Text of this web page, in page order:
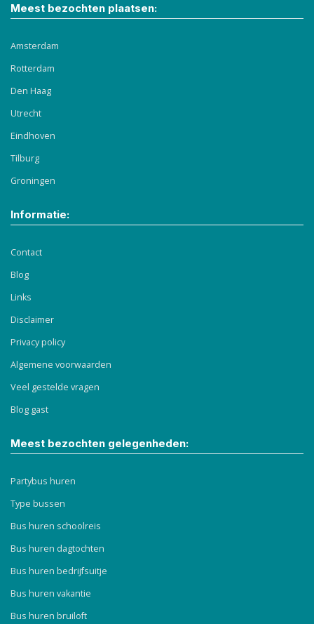
Meest bezochten plaatsen:
Amsterdam
Rotterdam
Den Haag
Utrecht
Eindhoven
Tilburg
Groningen
Informatie:
Contact
Blog
Links
Disclaimer
Privacy policy
Algemene voorwaarden
Veel gestelde vragen
Blog gast
Meest bezochten gelegenheden:
Partybus huren
Type bussen
Bus huren schoolreis
Bus huren dagtochten
Bus huren bedrijfsuitje
Bus huren vakantie
Bus huren bruiloft